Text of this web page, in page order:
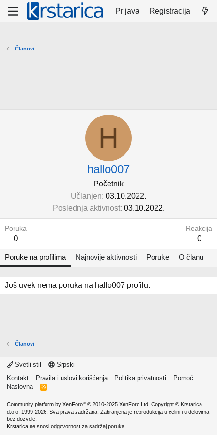
Prijava Registracija
Članovi
H
hallo007
Početnik
Učlanjen 03.10.2022.
Poslednja aktivnost 03.10.2022.
Poruka
0
Reakcija
0
Poruke na profilima Najnovije aktivnosti Poruke O članu
Još uvek nema poruka na hallo007 profilu.
Članovi
Svetli stil
Srpski
Kontakt
Pravila i uslovi korišćenja Politika privatnosti
Pomoć
Naslovna
R
Community platform by XenForo® © 2010-2025 XenForo Ltd. Copyright © Krstarica
d.o.o. 1999-2026. Sva prava zadržana. Zabranjena je reprodukcija u celini i u delovima
bez dozvole.
Krstarica ne snosi odgovornost za sadržaj poruka.